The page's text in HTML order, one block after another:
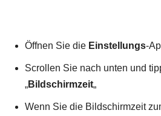
Öffnen Sie die Einstellungs-
Scrollen Sie nach unten und
„Bildschirmzeit„
Wenn Sie die Bildschirmzeit